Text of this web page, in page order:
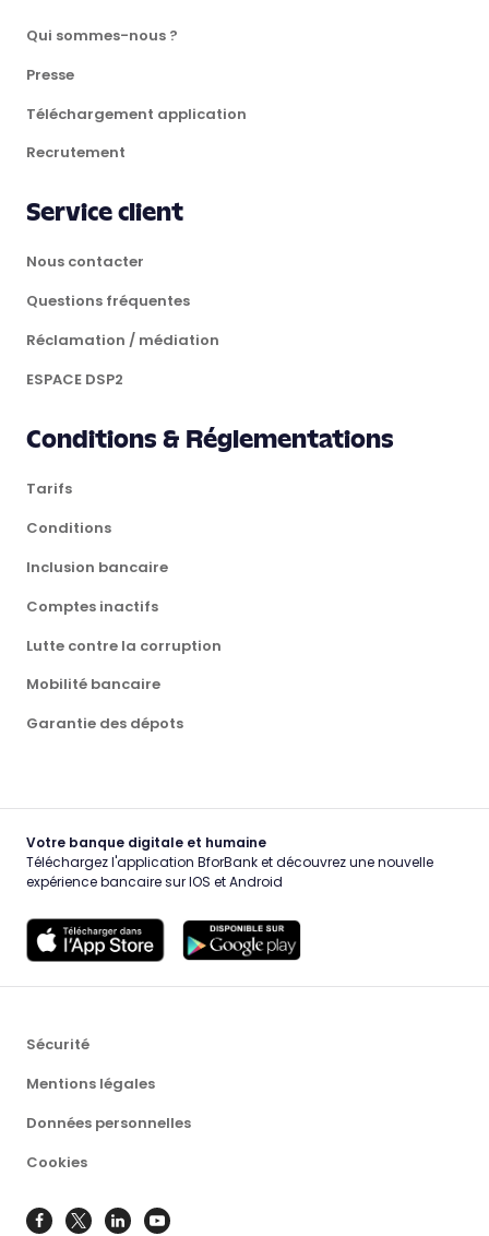
Qui sommes-nous ?
Presse
Téléchargement application
Recrutement
Service client
Nous contacter
Questions fréquentes
Réclamation / médiation
ESPACE DSP2
Conditions & Réglementations
Tarifs
Conditions
Inclusion bancaire
Comptes inactifs
Lutte contre la corruption
Mobilité bancaire
Garantie des dépots
Votre banque digitale et humaine
Téléchargez l'application BforBank et découvrez une nouvelle
expérience bancaire sur IOS et Android
Sécurité
Mentions légales
Données personnelles
Cookies